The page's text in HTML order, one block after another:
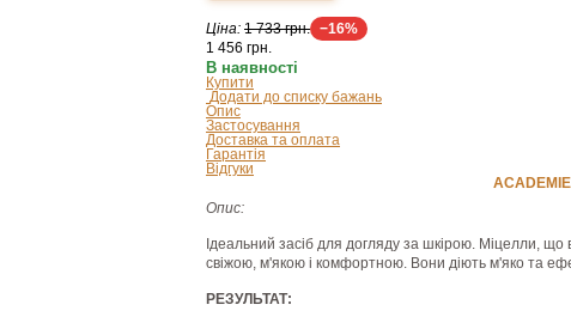
Ціна: 1 733 грн. −16%
1 456 грн.
В наявності
Купити
Додати до списку бажань
Опис
Застосування
Доставка та оплата
Гарантія
Відгуки
Опис:
Ідеальний засіб для догляду за шкірою. Міцелли,
свіжою, м'якою і комфортною. Вони діють м'яко та
РЕЗУЛЬТАТ: